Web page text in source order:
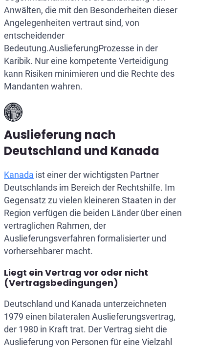
Anwälten, die mit den Besonderheiten dieser
Angelegenheiten vertraut sind, von
entscheidender
Bedeutung.AuslieferungProzesse in der
Karibik. Nur eine kompetente Verteidigung
kann Risiken minimieren und die Rechte des
Mandanten wahren.
Auslieferung nach
Deutschland und Kanada
Kanada ist einer der wichtigsten Partner
Deutschlands im Bereich der Rechtshilfe. Im
Gegensatz zu vielen kleineren Staaten in der
Region verfügen die beiden Länder über einen
vertraglichen Rahmen, der
Auslieferungsverfahren formalisierter und
vorhersehbarer macht.
Liegt ein Vertrag vor oder nicht
(Vertragsbedingungen)
Deutschland und Kanada unterzeichneten
1979 einen bilateralen Auslieferungsvertrag,
der 1980 in Kraft trat. Der Vertrag sieht die
Auslieferung von Personen für eine Vielzahl